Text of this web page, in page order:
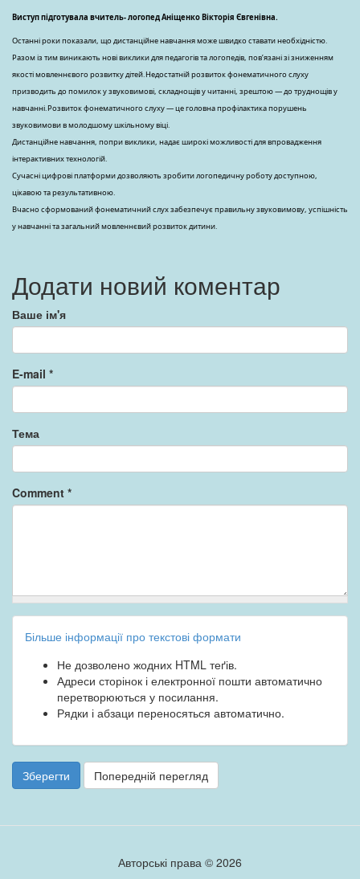
Виступ підготувала вчитель- логопед Аніщенко Вікторія Євгенівна.
Останні роки показали, що дистанційне навчання може швидко ставати необхідністю.
Разом із тим виникають нові виклики для педагогів та логопедів, пов’язані зі зниженням
якості мовленнєвого розвитку дітей.Недостатній розвиток фонематичного слуху
призводить до помилок у звуковимові, складнощів у читанні, зрештою — до труднощів у
навчанні.Розвиток фонематичного слуху — це головна профілактика порушень
звуковимови в молодшому шкільному віці.
Дистанційне навчання, попри виклики, надає широкі можливості для впровадження
інтерактивних технологій.
Сучасні цифрові платформи дозволяють зробити логопедичну роботу доступною,
цікавою та результативною.
Вчасно сформований фонематичний слух забезпечує правильну звуковимову, успішність
у навчанні та загальний мовленнєвий розвиток дитини.
Додати новий коментар
Ваше ім'я
E-mail *
Тема
Comment *
Більше інформації про текстові формати
Не дозволено жодних HTML теґів.
Адреси сторінок і електронної пошти автоматично
перетворюються у посилання.
Рядки і абзаци переносяться автоматично.
Зберегти Попередній перегляд
Авторські права © 2026